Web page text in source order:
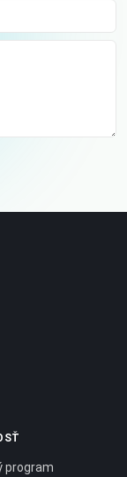
program